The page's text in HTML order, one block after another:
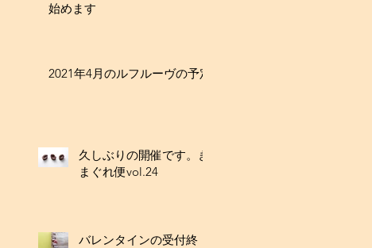
始めます
2021年4月のルフルーヴの予定
久しぶりの開催です。き
まぐれ便vol.24
バレンタインの受付終